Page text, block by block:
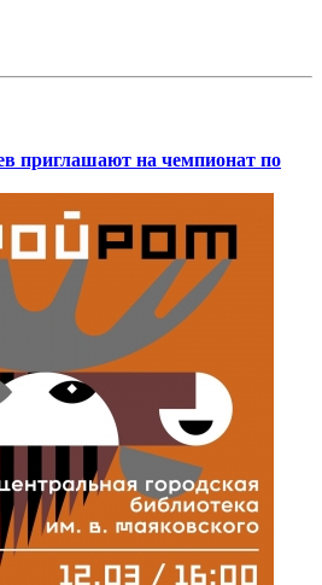
приглашают на чемпионат по